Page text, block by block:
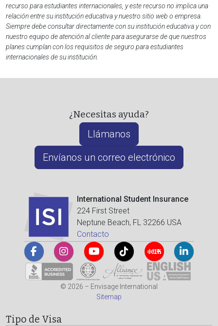
recurso para estudiantes internacionales, y este recurso no implica una
relación entre su institución educativa y nuestro sitio web o empresa.
Siempre debe consultar directamente con su institución educativa y con
nuestro equipo de atención al cliente para asegurarse de que nuestros
planes cumplan con los requisitos de seguro para estudiantes
internacionales de su institución.
¿Necesitas ayuda?
Llámanos
Envíanos un correo electrónico
International Student Insurance
224 First Street
Neptune Beach, FL 32266 USA
Contacto
© 2026 – Envisage International
Sitemap
Tipo de Visa